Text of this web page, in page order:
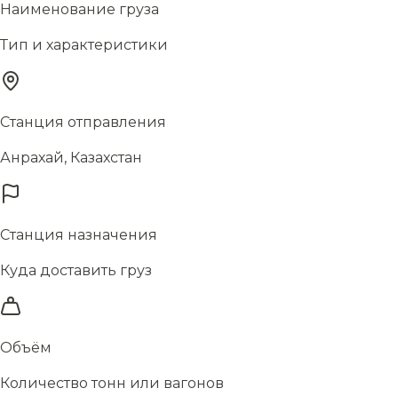
Наименование груза
Тип и характеристики
Станция отправления
Анрахай, Казахстан
Станция назначения
Куда доставить груз
Объём
Количество тонн или вагонов